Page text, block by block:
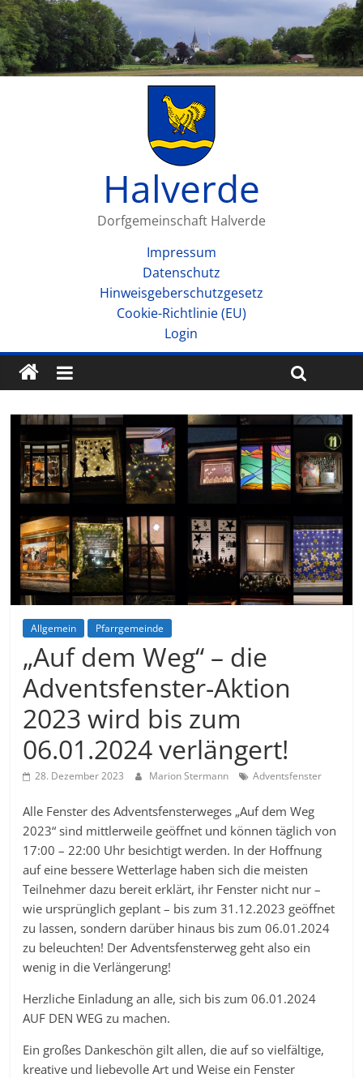
Halverde
Dorfgemeinschaft Halverde
Impressum
Datenschutz
Hinweisgeberschutzgesetz
Cookie-Richtlinie (EU)
Login
Allgemein Pfarrgemeinde
„Auf dem Weg“ – die
Adventsfenster-Aktion
2023 wird bis zum
06.01.2024 verlängert!
28. Dezember 2023 Marion Stermann Adventsfenster
Alle Fenster des Adventsfensterweges „Auf dem Weg
2023“ sind mittlerweile geöffnet und können täglich von
17:00 – 22:00 Uhr besichtigt werden. In der Hoffnung
auf eine bessere Wetterlage haben sich die meisten
Teilnehmer dazu bereit erklärt, ihr Fenster nicht nur –
wie ursprünglich geplant – bis zum 31.12.2023 geöffnet
zu lassen, sondern darüber hinaus bis zum 06.01.2024
zu beleuchten! Der Adventsfensterweg geht also ein
wenig in die Verlängerung!
Herzliche Einladung an alle, sich bis zum 06.01.2024
AUF DEN WEG zu machen.
Ein großes Dankeschön gilt allen, die auf so vielfältige,
kreative und liebevolle Art und Weise ein Fenster